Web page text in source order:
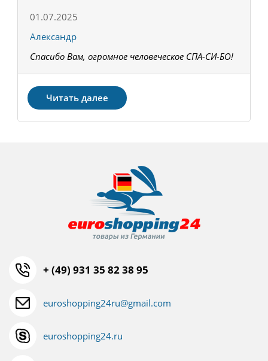
01.07.2025
Александр
Спасибо Вам, огромное человеческое СПА-СИ-БО!
Читать далее
+ (49) 931 35 82 38 95
euroshopping24ru@gmail.com
euroshopping24.ru